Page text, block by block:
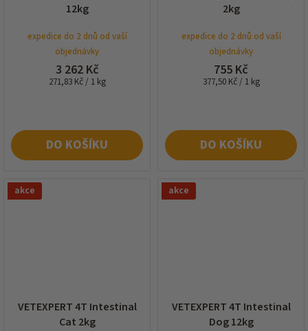
12kg
expedice do 2 dnů od vaší
objednávky
3 262 Kč
Měrná
271,83 Kč / 1 kg
DO KOŠÍKU
2kg
expedice do 2 dnů od vaší
objednávky
755 Kč
Měrná
377,50 Kč / 1 kg
DO KOŠÍKU
akce
VETEXPERT 4T Intestinal
Cat 2kg
akce
VETEXPERT 4T Intestinal
Dog 12kg